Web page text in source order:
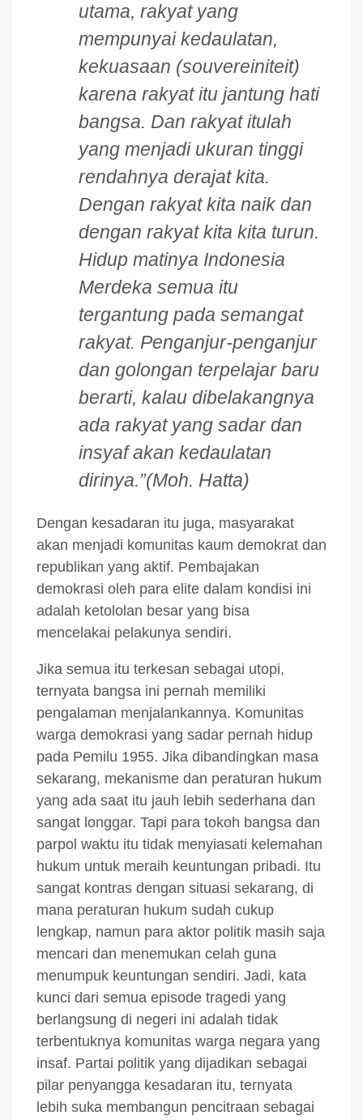
utama, rakyat yang
mempunyai kedaulatan,
kekuasaan (souvereiniteit)
karena rakyat itu jantung hati
bangsa. Dan rakyat itulah
yang menjadi ukuran tinggi
rendahnya derajat kita.
Dengan rakyat kita naik dan
dengan rakyat kita kita turun.
Hidup matinya Indonesia
Merdeka semua itu
tergantung pada semangat
rakyat. Penganjur-penganjur
dan golongan terpelajar baru
berarti, kalau dibelakangnya
ada rakyat yang sadar dan
insyaf akan kedaulatan
dirinya.”(Moh. Hatta)
Dengan kesadaran itu juga, masyarakat
akan menjadi komunitas kaum demokrat dan
republikan yang aktif. Pembajakan
demokrasi oleh para elite dalam kondisi ini
adalah ketololan besar yang bisa
mencelakai pelakunya sendiri.
Jika semua itu terkesan sebagai utopi,
ternyata bangsa ini pernah memiliki
pengalaman menjalankannya. Komunitas
warga demokrasi yang sadar pernah hidup
pada Pemilu 1955. Jika dibandingkan masa
sekarang, mekanisme dan peraturan hukum
yang ada saat itu jauh lebih sederhana dan
sangat longgar. Tapi para tokoh bangsa dan
parpol waktu itu tidak menyiasati kelemahan
hukum untuk meraih keuntungan pribadi. Itu
sangat kontras dengan situasi sekarang, di
mana peraturan hukum sudah cukup
lengkap, namun para aktor politik masih saja
mencari dan menemukan celah guna
menumpuk keuntungan sendiri. Jadi, kata
kunci dari semua episode tragedi yang
berlangsung di negeri ini adalah tidak
terbentuknya komunitas warga negara yang
insaf. Partai politik yang dijadikan sebagai
pilar penyangga kesadaran itu, ternyata
lebih suka membangun pencitraan sebagai